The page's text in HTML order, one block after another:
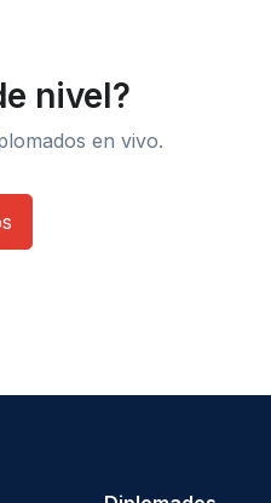
nivel?
en vivo.